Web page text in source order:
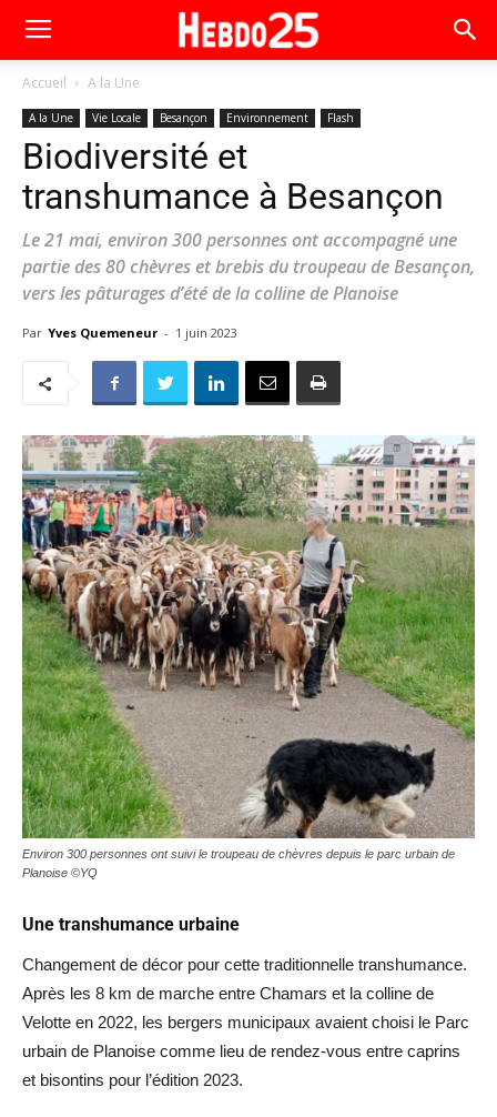
Accueil A la Une
A la Une Vie Locale Besançon Environnement Flash
Biodiversité et
transhumance à Besançon
Le 21 mai, environ 300 personnes ont accompagné une
partie des 80 chèvres et brebis du troupeau de Besançon,
vers les pâturages d’été de la colline de Planoise
Par Yves Quemeneur - 1 juin 2023
Environ 300 personnes ont suivi le troupeau de chèvres depuis le parc urbain de
Planoise ©YQ
Une transhumance urbaine
Changement de décor pour cette traditionnelle transhumance.
Après les 8 km de marche entre Chamars et la colline de
Velotte en 2022, les bergers municipaux avaient choisi le Parc
urbain de Planoise comme lieu de rendez-vous entre caprins
et bisontins pour l’édition 2023.